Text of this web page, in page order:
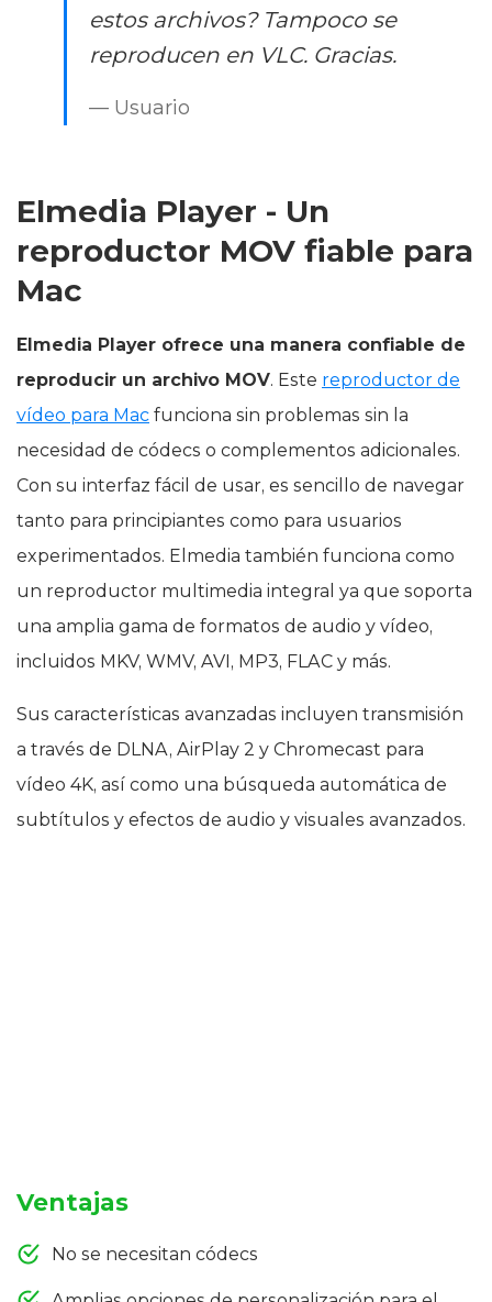
estos archivos? Tampoco se
reproducen en VLC. Gracias.
— Usuario
Elmedia Player - Un
reproductor MOV fiable para
Mac
Elmedia Player ofrece una manera confiable de
reproducir un archivo MOV. Este reproductor de
vídeo para Mac funciona sin problemas sin la
necesidad de códecs o complementos adicionales.
Con su interfaz fácil de usar, es sencillo de navegar
tanto para principiantes como para usuarios
experimentados. Elmedia también funciona como
un reproductor multimedia integral ya que soporta
una amplia gama de formatos de audio y vídeo,
incluidos MKV, WMV, AVI, MP3, FLAC y más.
Sus características avanzadas incluyen transmisión
a través de DLNA, AirPlay 2 y Chromecast para
vídeo 4K, así como una búsqueda automática de
subtítulos y efectos de audio y visuales avanzados.
Ventajas
No se necesitan códecs